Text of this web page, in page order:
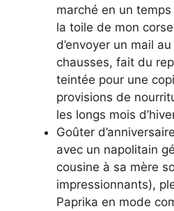
marché en un temps
la toile de mon
d’envoyer un mail
chausses, fait du
teintée pour une
provisions de
les longs mois
Goûter
avec un napolitain
cousine à sa mère
impressionnants),
Paprika en mode